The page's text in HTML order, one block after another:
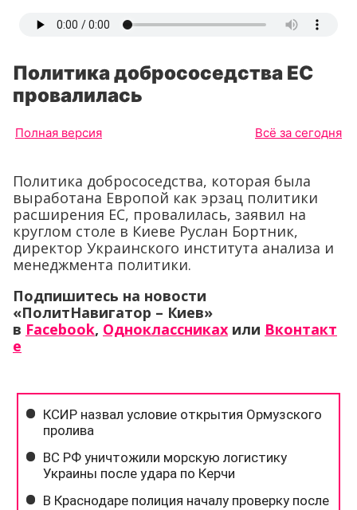
Политика добрососедства ЕС
провалилась
Полная версия Всё за сегодня
Политика добрососедства, которая была
выработана Европой как эрзац политики
расширения ЕС, провалилась, заявил на
круглом столе в Киеве Руслан Бортник,
директор Украинского института анализа и
менеджмента политики.
Подпишитесь на новости
«ПолитНавигатор – Киев»
в Facebook, Одноклассниках или Вконтакт
е